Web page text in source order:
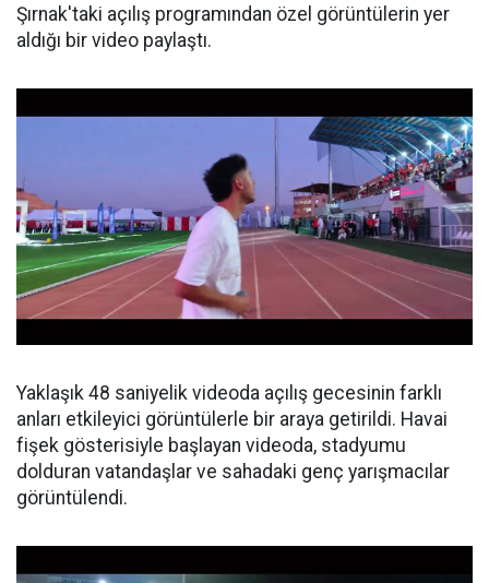
Şırnak'taki açılış programından özel görüntülerin yer
aldığı bir video paylaştı.
Yaklaşık 48 saniyelik videoda açılış gecesinin farklı
anları etkileyici görüntülerle bir araya getirildi. Havai
fişek gösterisiyle başlayan videoda, stadyumu
dolduran vatandaşlar ve sahadaki genç yarışmacılar
görüntülendi.